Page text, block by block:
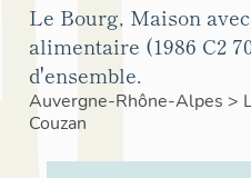
Le Bourg, Maison
alimentaire (1986 C2
d'ensemble.
Auvergne-Rhône-Alpes >
Couzan